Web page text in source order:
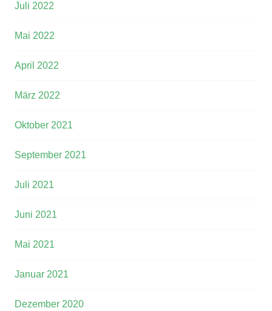
Juli 2022
Mai 2022
April 2022
März 2022
Oktober 2021
September 2021
Juli 2021
Juni 2021
Mai 2021
Januar 2021
Dezember 2020